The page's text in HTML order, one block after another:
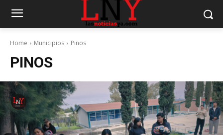
Home Municipios Pinos
PINOS